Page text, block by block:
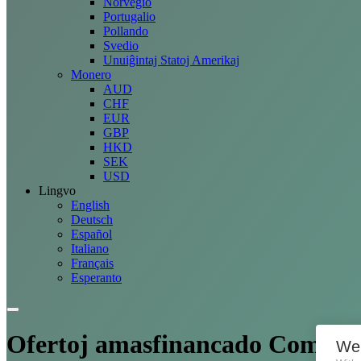
Portugalio
Pollando
Svedio
Unuiĝintaj Statoj Amerikaj
Monero
AUD
CHF
EUR
GBP
HKD
SEK
USD
Lingvo
English
Deutsch
Español
Italiano
Français
Esperanto
Ofertoj amasfinancado